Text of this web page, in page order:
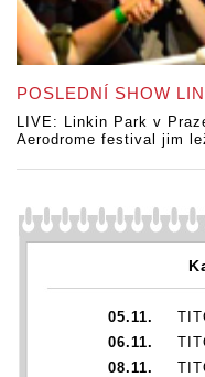
POSLEDNÍ SHOW
LIVE: Linkin Park v
Aerodrome festival jim
05.11.
06.11.
08.11.